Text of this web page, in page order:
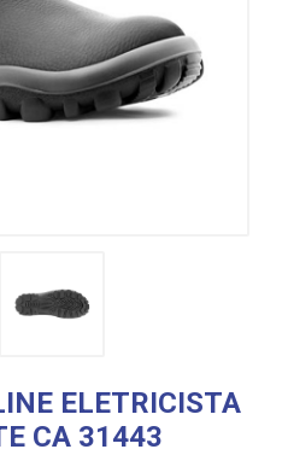
ELETRICISTA
CA 31443